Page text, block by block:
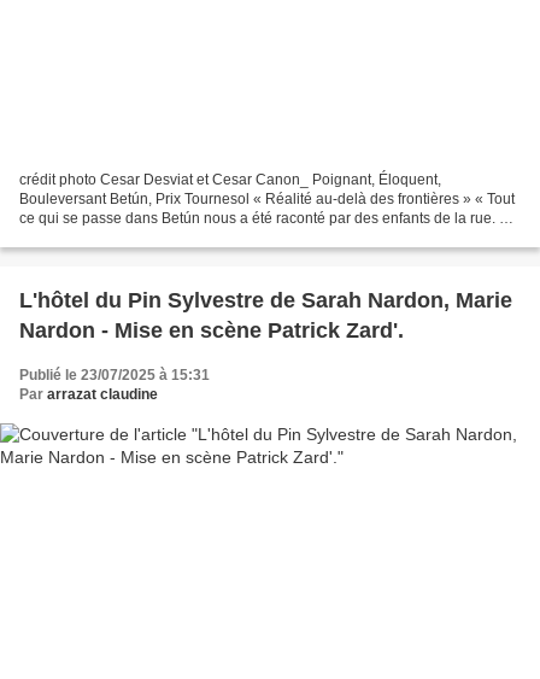
crédit photo Cesar Desviat et Cesar Canon_ Poignant, Éloquent,
Bouleversant Betún, Prix Tournesol « Réalité au-delà des frontières » « Tout
ce qui se passe dans Betún nous a été raconté par des enfants de la rue. »
L'hôtel du Pin Sylvestre de Sarah Nardon, Marie
Nardon - Mise en scène Patrick Zard'.
Publié le 23/07/2025 à 15:31
Par arrazat claudine